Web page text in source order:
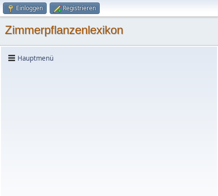
Einloggen Registrieren
Zimmerpflanzenlexikon
Hauptmenü